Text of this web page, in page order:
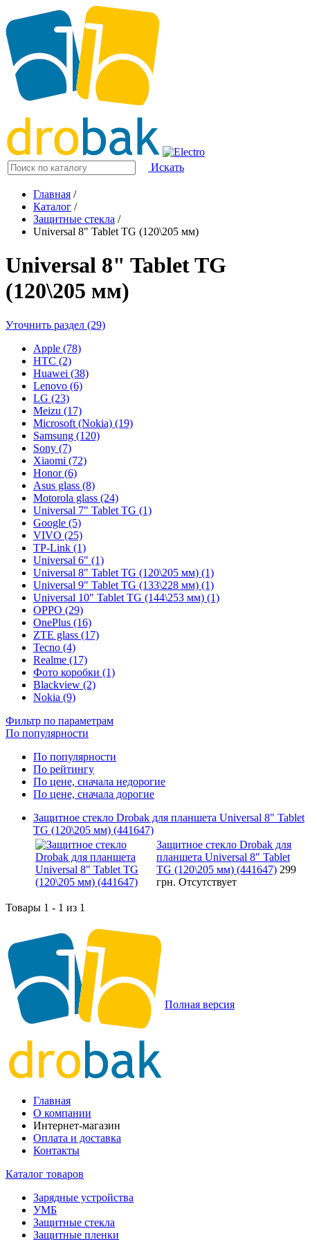
Искать
Главная /
Каталог /
Защитные стекла /
Universal 8" Tablet TG (120\205 мм)
Universal 8" Tablet TG
(120\205 мм)
Уточнить раздел (29)
Apple (78)
HTC (2)
Huawei (38)
Lenovo (6)
LG (23)
Meizu (17)
Microsoft (Nokia) (19)
Samsung (120)
Sony (7)
Xiaomi (72)
Honor (6)
Asus glass (8)
Motorola glass (24)
Universal 7" Tablet TG (1)
Google (5)
VIVO (25)
TP-Link (1)
Universal 6" (1)
Universal 8" Tablet TG (120\205 мм) (1)
Universal 9" Tablet TG (133\228 мм) (1)
Universal 10" Tablet TG (144\253 мм) (1)
OPPO (29)
OnePlus (16)
ZTE glass (17)
Tecno (4)
Realme (17)
Фото коробки (1)
Blackview (2)
Nokia (9)
Фильтр по параметрам
По популярности
По популярности
По рейтингу
По цене, сначала недорогие
По цене, сначала дорогие
Защитное стекло Drobak для планшета Universal 8" Tablet
TG (120\205 мм) (441647)
Защитное стекло Drobak для
планшета Universal 8" Tablet
TG (120\205 мм) (441647) 299
грн. Отсутствует
Товары 1 - 1 из 1
Полная версия
Главная
О компании
Интернет-магазин
Оплата и доставка
Контакты
Каталог товаров
Зарядные устройства
УМБ
Защитные стекла
Защитные пленки